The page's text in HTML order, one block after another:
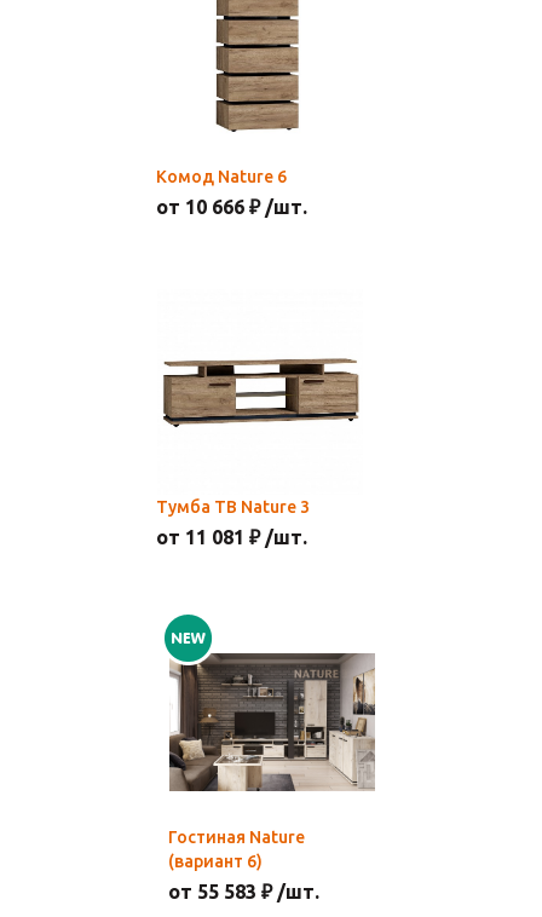
Комод Nature 6
от 10 666 ₽ /шт.
Тумба ТВ Nature 3
от 11 081 ₽ /шт.
Гостиная Nature
(вариант 6)
от 55 583 ₽ /шт.